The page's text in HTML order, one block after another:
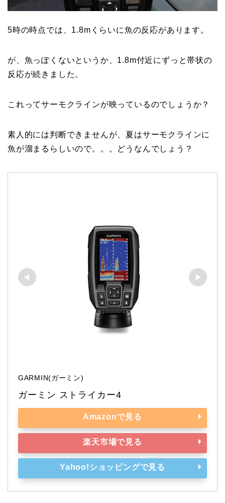
5時の時点では、1.8mくらいに魚の反応があります。
が、魚っぽくないというか、1.8m付近にずっと帯状の
反応が続きました。
これってサーモクラインが映っているのでしょうか？
素人的には判断できませんが、夏はサーモクラインに
魚が溜まるらしいので。。。どうなんでしょう？
GARMIN(ガーミン)
ガーミン ストライカー4
Amazonで見る
楽天市場で見る
Yahoo!ショッピングで見る